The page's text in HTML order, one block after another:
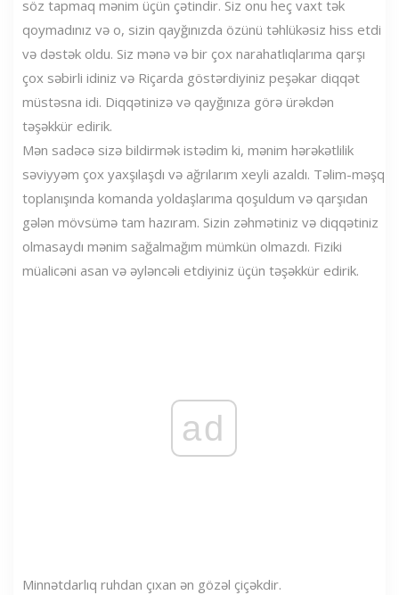
söz tapmaq mənim üçün çətindir. Siz onu heç vaxt tək
qoymadınız və o, sizin qayğınızda özünü təhlükəsiz hiss etdi
və dəstək oldu. Siz mənə və bir çox narahatlıqlarıma qarşı
çox səbirli idiniz və Riçarda göstərdiyiniz peşəkar diqqət
müstəsna idi. Diqqətinizə və qayğınıza görə ürəkdən
təşəkkür edirik.
Mən sadəcə sizə bildirmək istədim ki, mənim hərəkətlilik
səviyyəm çox yaxşılaşdı və ağrılarım xeyli azaldı. Təlim-məşq
toplanışında komanda yoldaşlarıma qoşuldum və qarşıdan
gələn mövsümə tam hazıram. Sizin zəhmətiniz və diqqətiniz
olmasaydı mənim sağalmağım mümkün olmazdı. Fiziki
müalicəni asan və əyləncəli etdiyiniz üçün təşəkkür edirik.
ad
Minnətdarlıq ruhdan çıxan ən gözəl çiçəkdir.